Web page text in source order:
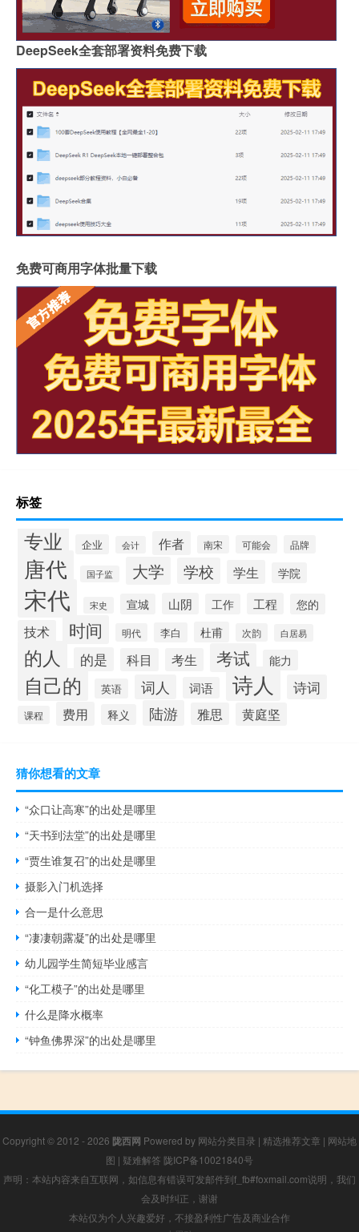
DeepSeek全套部署资料免费下载
免费可商用字体批量下载
标签
专业 企业 会计 作者 南宋 可能会 品牌
唐代 国子监 大学 学校 学生 学院
宋代 宋史 宣城 山阴 工作 工程 您的
技术 时间 明代 李白 杜甫 次韵 白居易
的人 的是 科目 考生 考试 能力
自己的 英语 词人 词语 诗人 诗词
课程 费用 释义 陆游 雅思 黄庭坚
猜你想看的文章
“众口让高寒”的出处是哪里
“天书到法堂”的出处是哪里
“贾生谁复召”的出处是哪里
摄影入门机选择
合一是什么意思
“凄凄朝露凝”的出处是哪里
幼儿园学生简短毕业感言
“化工模子”的出处是哪里
什么是降水概率
“钟鱼佛界深”的出处是哪里
Copyright © 2012 - 2026 陇西网 Powered by 网站分类目录 | 精选推荐文章 | 网站地
图 | 疑难解答 陇ICP备10021840号
声明：本站内容来自互联网，如信息有错误可发邮件到f_fb#foxmail.com说明，我们
会及时纠正，谢谢
本站仅为个人兴趣爱好，不接盈利性广告及商业合作